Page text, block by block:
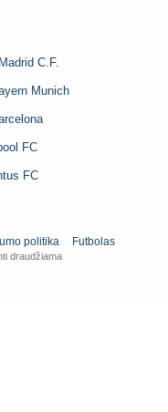
C.F.
Munich
FC
FC
politika Futbolas
draudžiama